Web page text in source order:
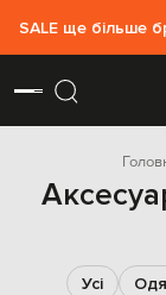
SALE ще більше
Усі